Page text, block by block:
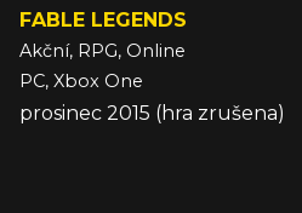
FABLE LEGENDS
Akční, RPG, Online
PC, Xbox One
prosinec 2015 (hra zrušena)